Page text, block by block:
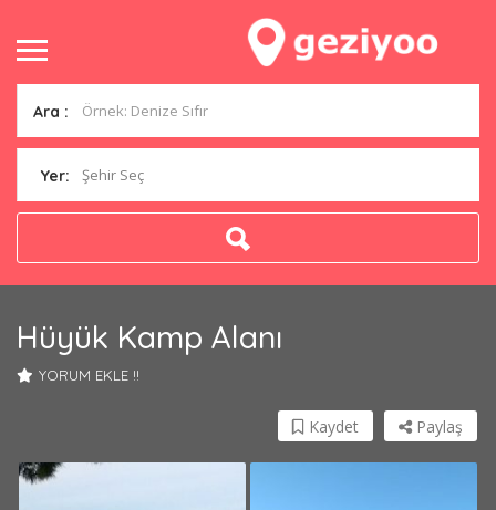
Ara :
Yer: Şehir Seç
Hüyük Kamp Alanı
YORUM EKLE !!
Paylaş
Kaydet